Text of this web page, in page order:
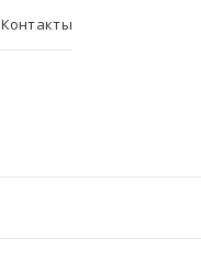
Контакты